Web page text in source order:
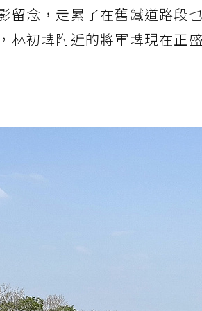
留念，走累了在舊鐵道路段
林初埤附近的將軍埤現在正